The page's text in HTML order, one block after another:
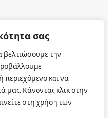
σας
βελτιώσουμε την
περιεχόμενο και να
μας. Κάνοντας κλικ στην
στη χρήση των